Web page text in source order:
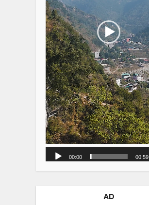
00:00 00:59
AD